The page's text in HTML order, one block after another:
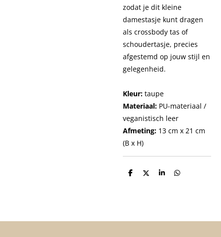
zodat je dit kleine
damestasje kunt dragen
als crossbody tas of
schoudertasje, precies
afgestemd op jouw stijl en
gelegenheid.
Kleur: taupe
Materiaal: PU-materiaal /
veganistisch leer
Afmeting: 13 cm x 21 cm
(B x H)
D
D
S
D